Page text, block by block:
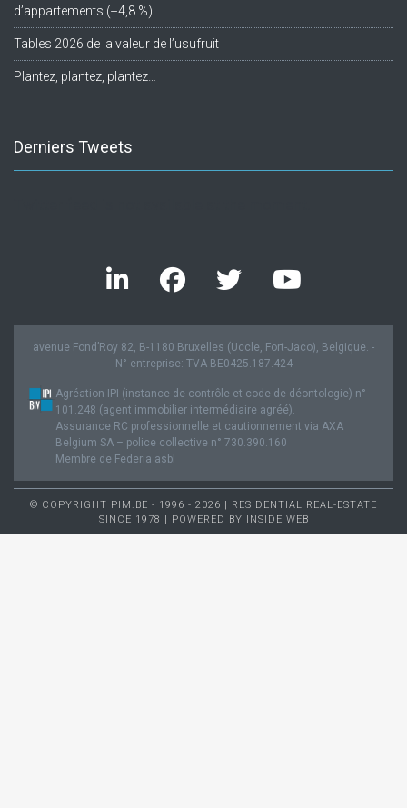
d’appartements (+4,8 %)
Tables 2026 de la valeur de l’usufruit
Plantez, plantez, plantez…
Derniers Tweets
avenue Fond’Roy 82, B-1180 Bruxelles (Uccle, Fort-Jaco), Belgique. -
N° entreprise: TVA BE0425.187.424
Agréation IPI (instance de contrôle et code de déontologie) n°
101.248 (agent immobilier intermédiaire agréé).
Assurance RC professionnelle et cautionnement via AXA
Belgium SA – police collective n° 730.390.160
Membre de Federia asbl
© COPYRIGHT PIM.BE - 1996 - 2026 | RESIDENTIAL REAL-ESTATE
SINCE 1978 | POWERED BY INSIDE WEB